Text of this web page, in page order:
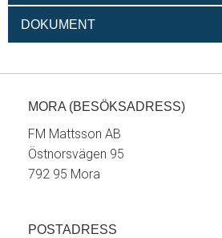
DOKUMENT
MORA (BESÖKSADRESS)
FM Mattsson AB
Östnorsvägen 95
792 95 Mora
POSTADRESS